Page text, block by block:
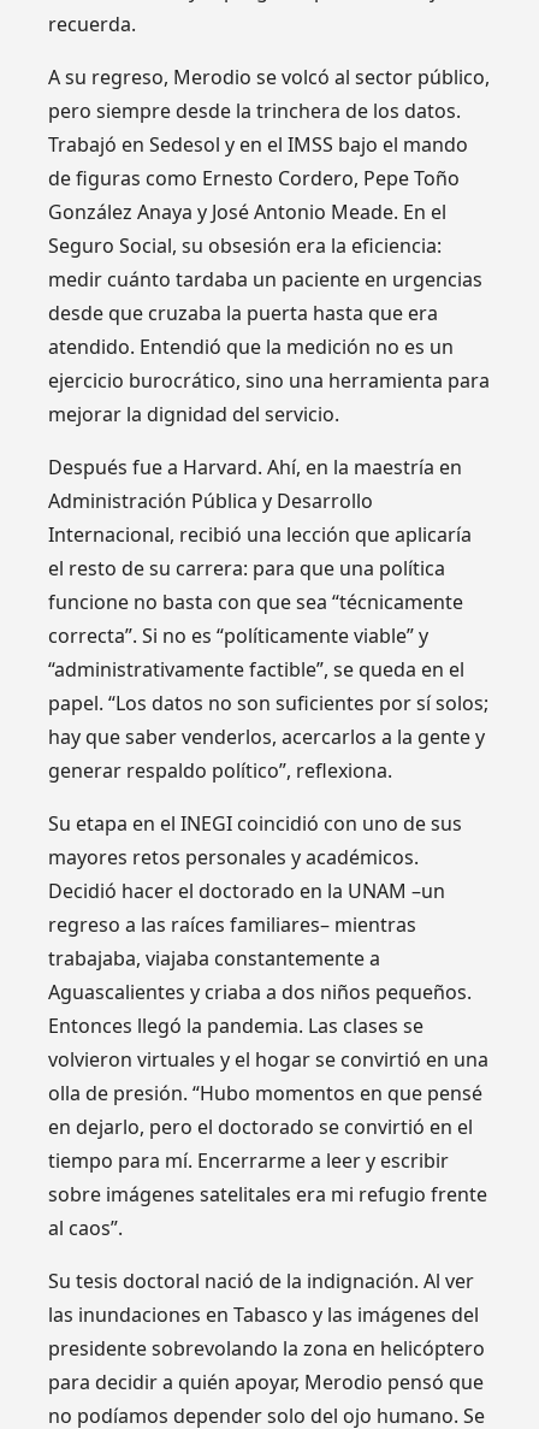
recuerda.
A su regreso, Merodio se volcó al sector público,
pero siempre desde la trinchera de los datos.
Trabajó en Sedesol y en el IMSS bajo el mando
de figuras como Ernesto Cordero, Pepe Toño
González Anaya y José Antonio Meade. En el
Seguro Social, su obsesión era la eficiencia:
medir cuánto tardaba un paciente en urgencias
desde que cruzaba la puerta hasta que era
atendido. Entendió que la medición no es un
ejercicio burocrático, sino una herramienta para
mejorar la dignidad del servicio.
Después fue a Harvard. Ahí, en la maestría en
Administración Pública y Desarrollo
Internacional, recibió una lección que aplicaría
el resto de su carrera: para que una política
funcione no basta con que sea “técnicamente
correcta”. Si no es “políticamente viable” y
“administrativamente factible”, se queda en el
papel. “Los datos no son suficientes por sí solos;
hay que saber venderlos, acercarlos a la gente y
generar respaldo político”, reflexiona.
Su etapa en el INEGI coincidió con uno de sus
mayores retos personales y académicos.
Decidió hacer el doctorado en la UNAM –un
regreso a las raíces familiares– mientras
trabajaba, viajaba constantemente a
Aguascalientes y criaba a dos niños pequeños.
Entonces llegó la pandemia. Las clases se
volvieron virtuales y el hogar se convirtió en una
olla de presión. “Hubo momentos en que pensé
en dejarlo, pero el doctorado se convirtió en el
tiempo para mí. Encerrarme a leer y escribir
sobre imágenes satelitales era mi refugio frente
al caos”.
Su tesis doctoral nació de la indignación. Al ver
las inundaciones en Tabasco y las imágenes del
presidente sobrevolando la zona en helicóptero
para decidir a quién apoyar, Merodio pensó que
no podíamos depender solo del ojo humano. Se